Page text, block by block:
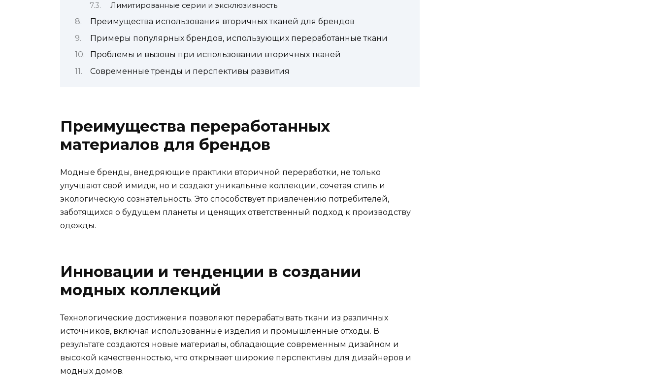
Лимитированные серии и эксклюзивность
Преимущества использования вторичных тканей для брендов
Примеры популярных брендов, использующих переработанные ткани
Проблемы и вызовы при использовании вторичных тканей
Современные тренды и перспективы развития
Преимущества переработанных
материалов для брендов
Модные бренды, внедряющие практики вторичной переработки, не только
улучшают свой имидж, но и создают уникальные коллекции, сочетая стиль и
экологическую сознательность. Это способствует привлечению потребителей,
заботящихся о будущем планеты и ценящих ответственный подход к производству
одежды.
Инновации и тенденции в создании
модных коллекций
Технологические достижения позволяют перерабатывать ткани из различных
источников, включая использованные изделия и промышленные отходы. В
результате создаются новые материалы, обладающие современным дизайном и
высокой качественностью, что открывает широкие перспективы для дизайнеров и
модных домов.